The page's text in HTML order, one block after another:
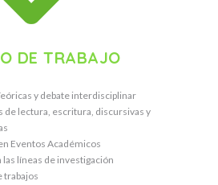
DE TRABAJO
y debate interdisciplinar
de lectura, escritura, discursivas y
Eventos Académicos
líneas de investigación
trabajos